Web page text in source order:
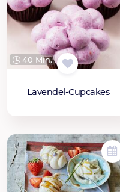
40 Min.
Lavendel-Cupcakes